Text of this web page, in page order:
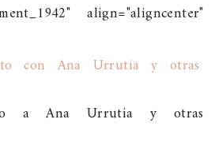
align="aligncenter"
a Ana Urrutia y otras